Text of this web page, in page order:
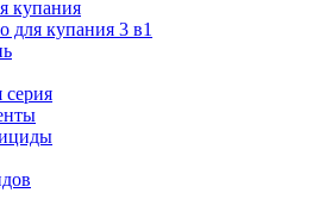
купания
для купания 3 в1
серия